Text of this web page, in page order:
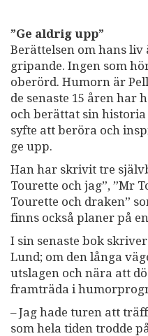
”Ge aldrig upp”
Berättelsen om hans liv
gripande. Ingen som
oberörd. Humorn är
de senaste 15 åren har
och berättat sin
syfte att beröra och
ge upp.
Han har skrivit tre
Tourette och jag”, ”Mr
Tourette och draken”
finns också planer på
I sin senaste bok
Lund; om den långa
utslagen och nära att
framträda i
– Jag hade turen att
som hela tiden trodde